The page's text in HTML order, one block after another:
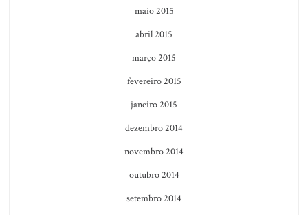
maio 2015
abril 2015
março 2015
fevereiro 2015
janeiro 2015
dezembro 2014
novembro 2014
outubro 2014
setembro 2014